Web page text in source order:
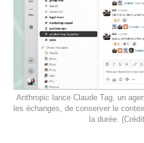
Anthropic lance Claude Tag, un
les échanges, de conserver le
la durée.